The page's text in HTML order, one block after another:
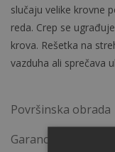
slučaju velike krovne
reda. Crep se
krova. Rešetka na
vazduha ali sprečava
Površinska obrada
Garancija